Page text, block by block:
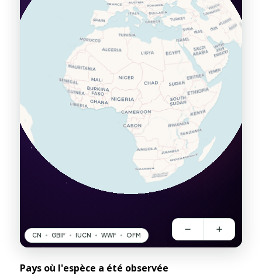
Pays où l'espèce a été observée